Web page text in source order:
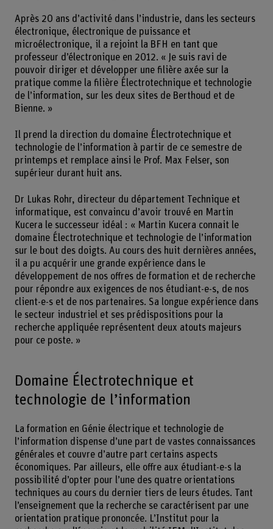
Après 20 ans d’activité dans l’industrie, dans les secteurs
électronique, électronique de puissance et
microélectronique, il a rejoint la BFH en tant que
professeur d’électronique en 2012. « Je suis ravi de
pouvoir diriger et développer une filière axée sur la
pratique comme la filière Électrotechnique et technologie
de l’information, sur les deux sites de Berthoud et de
Bienne. »
Il prend la direction du domaine Électrotechnique et
technologie de l’information à partir de ce semestre de
printemps et remplace ainsi le Prof. Max Felser, son
supérieur durant huit ans.
Dr Lukas Rohr, directeur du département Technique et
informatique, est convaincu d’avoir trouvé en Martin
Kucera le successeur idéal : « Martin Kucera connait le
domaine Électrotechnique et technologie de l’information
sur le bout des doigts. Au cours des huit dernières années,
il a pu acquérir une grande expérience dans le
développement de nos offres de formation et de recherche
pour répondre aux exigences de nos étudiant-e-s, de nos
client-e-s et de nos partenaires. Sa longue expérience dans
le secteur industriel et ses prédispositions pour la
recherche appliquée représentent deux atouts majeurs
pour ce poste. »
Domaine Électrotechnique et
technologie de l’information
La formation en Génie électrique et technologie de
l’information dispense d’une part de vastes connaissances
générales et couvre d’autre part certains aspects
économiques. Par ailleurs, elle offre aux étudiant-e-s la
possibilité d’opter pour l’une des quatre orientations
techniques au cours du dernier tiers de leurs études. Tant
l’enseignement que la recherche se caractérisent par une
orientation pratique prononcée. L’Institut pour la